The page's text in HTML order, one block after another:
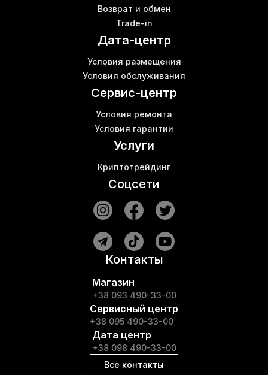
Возврат и обмен
Trade-in
Дата-центр
Условия размещения
Условия обслуживания
Сервис-центр
Условия ремонта
Условия гарантии
Услуги
Криптотрейдинг
Соцсети
Контакты
Магазин
+38 093 490-33-00
Сервисный центр
+38 095 490-33-00
Дата центр
+38 098 490-33-00
Все контакты